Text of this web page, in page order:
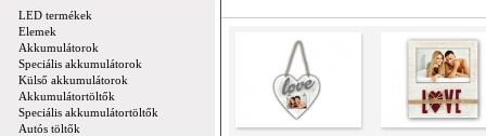
LED termékek
Elemek
Akkumulátorok
Speciális akkumulátorok
Külső akkumulátorok
Akkumulátortöltők
Speciális akkumulátortöltők
Autós töltők